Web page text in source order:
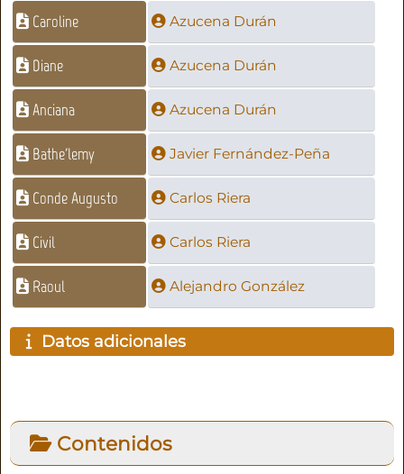
Caroline Azucena Durán
Diane Azucena Durán
Anciana Azucena Durán
Bathe'lemy Javier Fernández-Peña
Conde Augusto Carlos Riera
Civil Carlos Riera
Raoul Alejandro González
Datos adicionales
Contenidos